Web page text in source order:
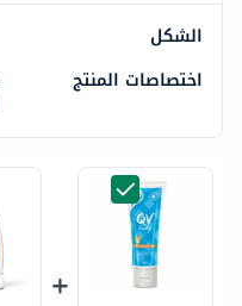
الشكل
اختصاصات المنتج